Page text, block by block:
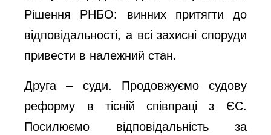
d
e
o
Рішення РНБО: винних притягти до
відповідальності, а всі захисні споруди
привести в належний стан.
Друга – суди. Продовжуємо судову
реформу в тісній співпраці з ЄС.
Посилюємо відповідальність за